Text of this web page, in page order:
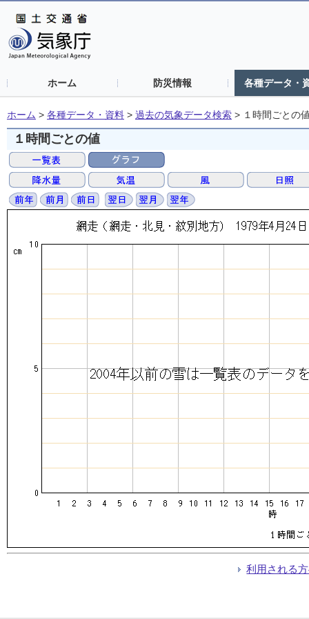
ホーム 防災情報 各種データ・
ホーム > 各種データ・資料 > 過去の気象データ検索 > １時間ごとの
１時間ごとの値
利用される